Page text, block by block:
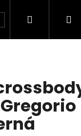
NovinkyHledat